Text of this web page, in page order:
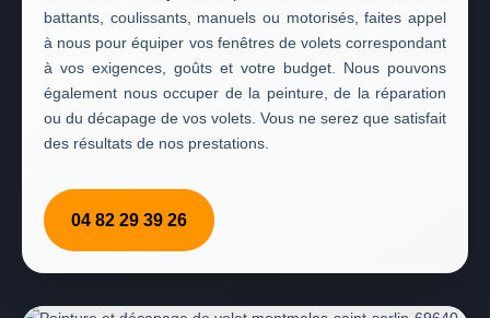
battants, coulissants, manuels ou motorisés, faites appel
à nous pour équiper vos fenêtres de volets correspondant
à vos exigences, goûts et votre budget. Nous pouvons
également nous occuper de la peinture, de la réparation
ou du décapage de vos volets. Vous ne serez que satisfait
des résultats de nos prestations.
04 82 29 39 26